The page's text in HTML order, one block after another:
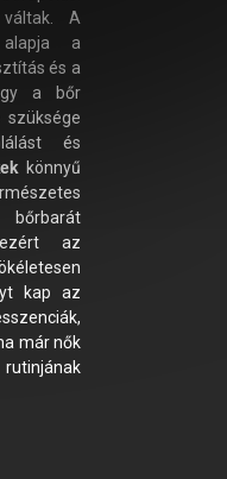
váltak. A
alapja a
és a
a bőr
és
könnyű
az
kap az
már nők